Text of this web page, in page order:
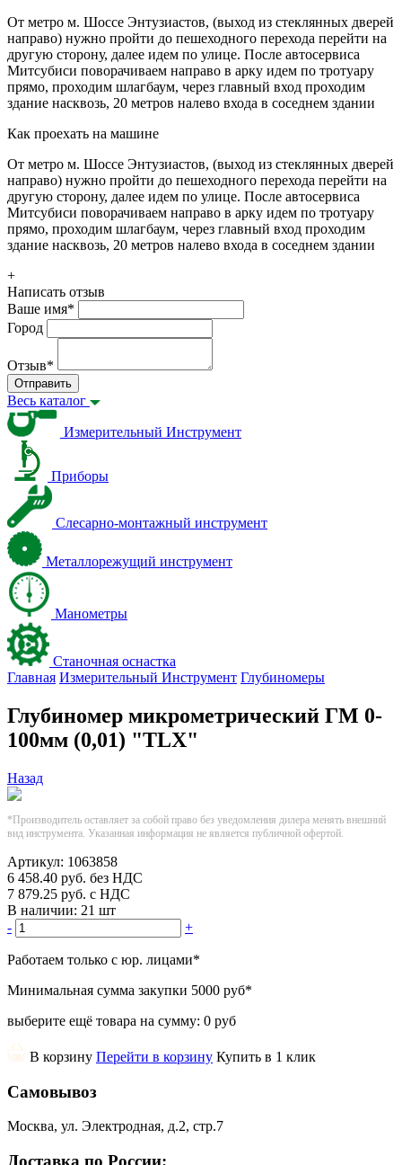
От метро м. Шоссе Энтузиастов, (выход из стеклянных дверей
направо) нужно пройти до пешеходного перехода перейти на
другую сторону, далее идем по улице. После автосервиса
Митсубиси поворачиваем направо в арку идем по тротуару
прямо, проходим шлагбаум, через главный вход проходим
здание насквозь, 20 метров налево входа в соседнем здании
Как проехать на машине
От метро м. Шоссе Энтузиастов, (выход из стеклянных дверей
направо) нужно пройти до пешеходного перехода перейти на
другую сторону, далее идем по улице. После автосервиса
Митсубиси поворачиваем направо в арку идем по тротуару
прямо, проходим шлагбаум, через главный вход проходим
здание насквозь, 20 метров налево входа в соседнем здании
+
Написать отзыв
Ваше имя*
Город
Отзыв*
Отправить
Весь каталог
Измерительный Инструмент
Приборы
Слесарно-монтажный инструмент
Металлорежущий инструмент
Манометры
Станочная оснастка
Главная Измерительный Инструмент Глубиномеры
Глубиномер микрометрический ГМ 0-
100мм (0,01) "TLX"
Назад
*Производитель оставляет за собой право без уведомления дилера менять внешний
вид инструмента. Указанная информация не является публичной офертой.
Артикул: 1063858
6 458.40 руб. без НДС
7 879.25 руб. с НДС
В наличии: 21 шт
-
+
Работаем только с юр. лицами*
Минимальная сумма закупки 5000 руб*
выберите ещё товара на сумму: 0 руб
В корзину Перейти в корзину Купить в 1 клик
Самовывоз
Москва, ул. Электродная, д.2, стр.7
Доставка по России: